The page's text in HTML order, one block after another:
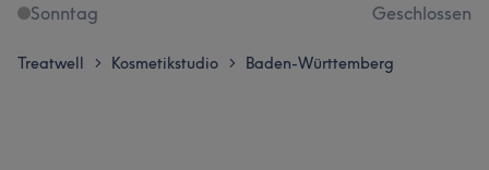
Sonntag
Geschlossen
Treatwell > Kosmetikstudio > Baden-Württemberg